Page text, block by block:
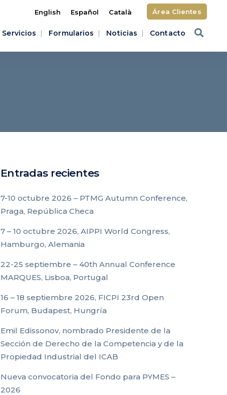
English Español Català Área Clientes
Servicios Formularios Noticias Contacto
Entradas recientes
7-10 octubre 2026 – PTMG Autumn Conference,
Praga, República Checa
7 – 10 octubre 2026, AIPPI World Congress,
Hamburgo, Alemania
22-25 septiembre – 40th Annual Conference
MARQUES, Lisboa, Portugal
16 – 18 septiembre 2026, FICPI 23rd Open
Forum, Budapest, Hungría
Emil Edissonov, nombrado Presidente de la
Sección de Derecho de la Competencia y de la
Propiedad Industrial del ICAB
Nueva convocatoria del Fondo para PYMES –
2026